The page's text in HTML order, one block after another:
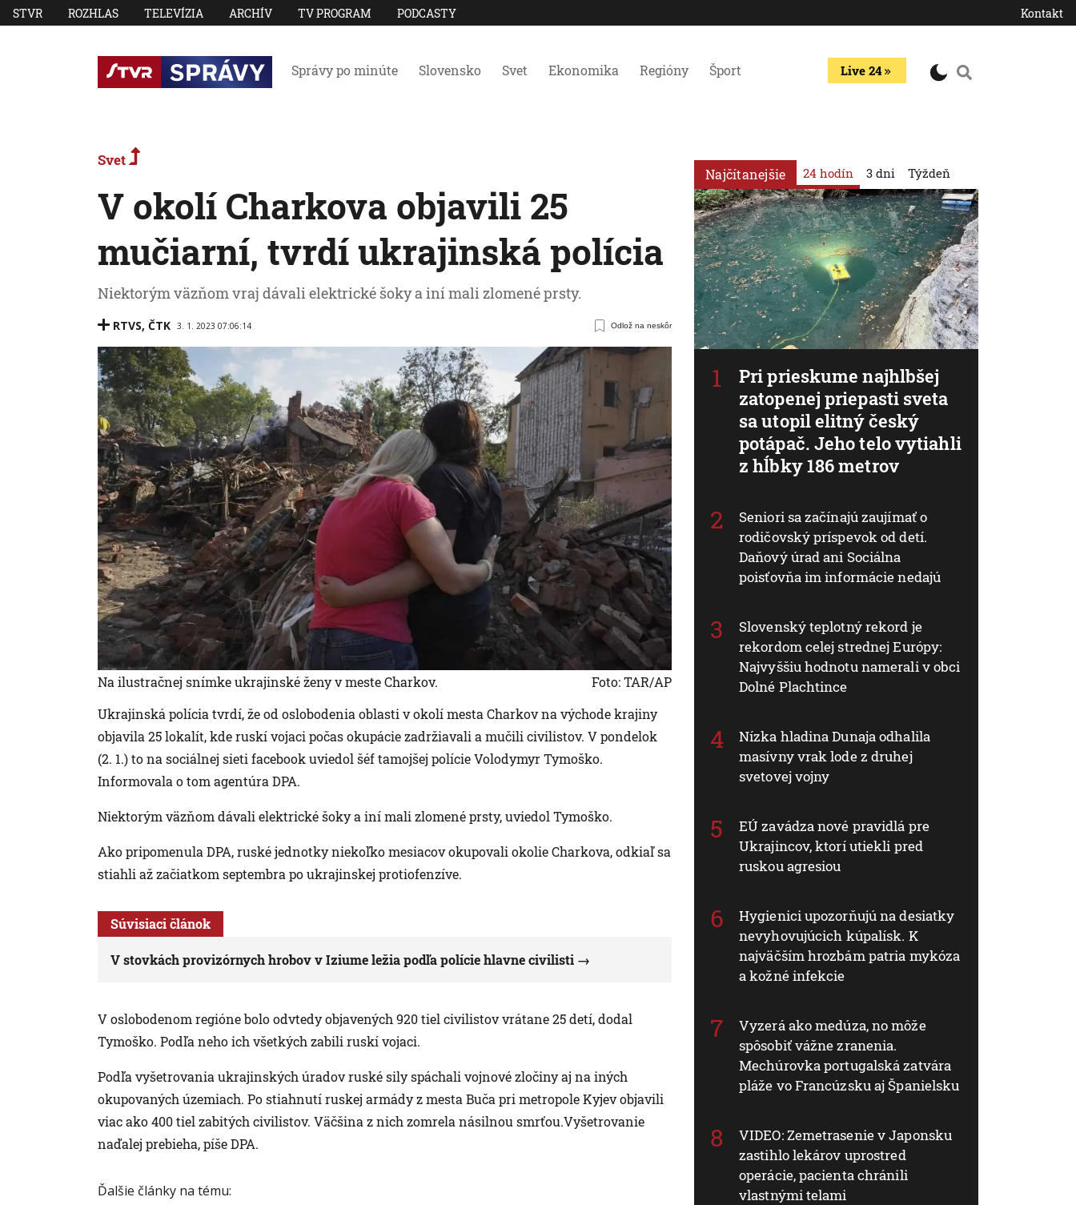
STVR ROZHLAS TELEVÍZIA ARCHÍV TV PROGRAM PODCASTY Kontakt
Správy po minúte Slovensko Svet Ekonomika Regióny Šport Live 24
Svet
V okolí Charkova objavili 25
mučiarní, tvrdí ukrajinská polícia
Niektorým väzňom vraj dávali elektrické šoky a iní mali zlomené prsty.
RTVS, ČTK 3. 1. 2023 07:06:14 Odlož na neskôr
Na ilustračnej snímke ukrajinské ženy v meste Charkov.
Foto: TAR/AP
Ukrajinská polícia tvrdí, že od oslobodenia oblasti v okolí mesta Charkov na východe krajiny
objavila 25 lokalít, kde ruskí vojaci počas okupácie zadržiavali a mučili civilistov. V pondelok
(2. 1.) to na sociálnej sieti facebook uviedol šéf tamojšej polície Volodymyr Tymoško.
Informovala o tom agentúra DPA.
Niektorým väzňom dávali elektrické šoky a iní mali zlomené prsty, uviedol Tymoško.
Ako pripomenula DPA, ruské jednotky niekoľko mesiacov okupovali okolie Charkova, odkiaľ sa
stiahli až začiatkom septembra po ukrajinskej protiofenzíve.
Súvisiaci článok
V stovkách provizórnych hrobov v Iziume ležia podľa polície hlavne civilisti
V oslobodenom regióne bolo odvtedy objavených 920 tiel civilistov vrátane 25 detí, dodal
Tymoško. Podľa neho ich všetkých zabili ruskí vojaci.
Podľa vyšetrovania ukrajinských úradov ruské sily spáchali vojnové zločiny aj na iných
okupovaných územiach. Po stiahnutí ruskej armády z mesta Buča pri metropole Kyjev objavili
viac ako 400 tiel zabitých civilistov. Väčšina z nich zomrela násilnou smrťou.Vyšetrovanie
naďalej prebieha, píše DPA.
Ďalšie články na tému:
Najčítanejšie 24 hodín
Pri prieskume najhlbšej
zatopenej priepasti sveta
sa utopil elitný český
potápač. Jeho telo vytiahli
z hĺbky 186 metrov
Seniori sa začínajú zaujímať o
rodičovský príspevok od detí.
Daňový úrad ani Sociálna
poisťovňa im informácie nedajú
Slovenský teplotný rekord je
rekordom celej strednej Európy:
Najvyššiu hodnotu namerali v obci
Dolné Plachtince
Nízka hladina Dunaja odhalila
masívny vrak lode z druhej
svetovej vojny
EÚ zavádza nové pravidlá pre
Ukrajincov, ktorí utiekli pred
ruskou agresiou
Hygienici upozorňujú na desiatky
nevyhovujúcich kúpalísk. K
najväčším hrozbám patria mykóza
a kožné infekcie
Vyzerá ako medúza, no môže
spôsobiť vážne zranenia.
Mechúrovka portugalská zatvára
pláže vo Francúzsku aj Španielsku
VIDEO: Zemetrasenie v Japonsku
zastihlo lekárov uprostred
operácie, pacienta chránili
vlastnými telami
3 dni Týždeň